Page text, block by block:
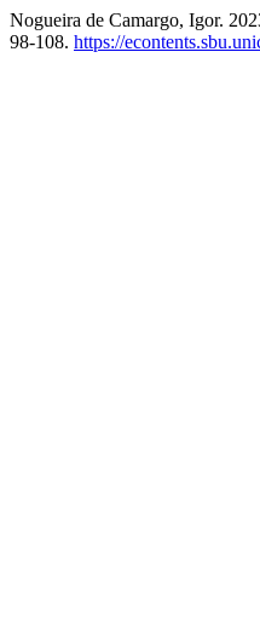
Nogueira de Camargo, Igor.
98-108. https://